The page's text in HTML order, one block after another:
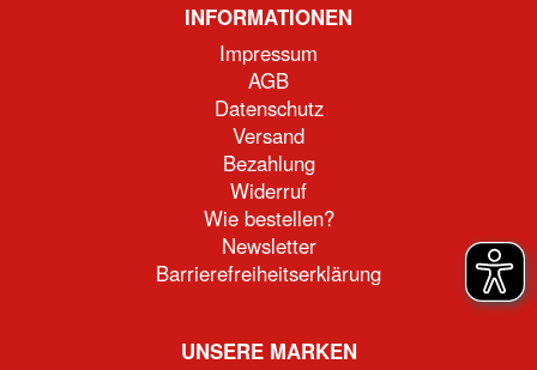
INFORMATIONEN
Impressum
AGB
Datenschutz
Versand
Bezahlung
Widerruf
Wie bestellen?
Newsletter
Barrierefreiheitserklärung
UNSERE MARKEN